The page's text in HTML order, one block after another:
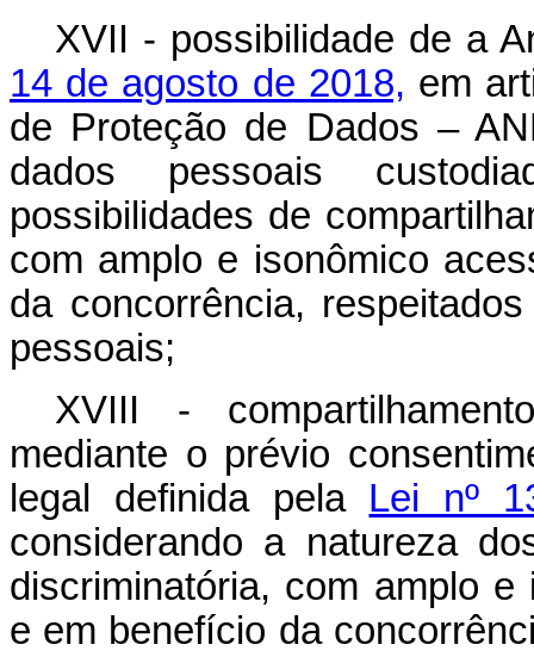
XVII - possibilidade de a
14 de agosto de 2018, em
de Proteção de Dados –
dados pessoais
possibilidades de
com amplo e isonômico
da concorrência,
pessoais;
XVIII -
mediante o prévio
legal definida pela Lei nº
considerando a natureza
discriminatória, com amplo
e em benefício da